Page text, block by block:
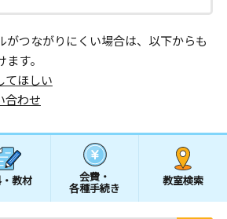
がつながりにくい場合は、以下からも
す。
てほしい
合わせ
教材 会費・
各種手続き
教室検索